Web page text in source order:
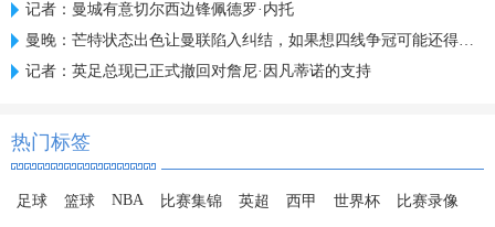
记者：曼城有意切尔西边锋佩德罗·内托
曼晚：芒特状态出色让曼联陷入纠结，如果想四线争冠可能还得买人
记者：英足总现已正式撤回对詹尼·因凡蒂诺的支持
热门标签
足球 篮球 NBA 比赛集锦 英超 西甲 世界杯 比赛录像